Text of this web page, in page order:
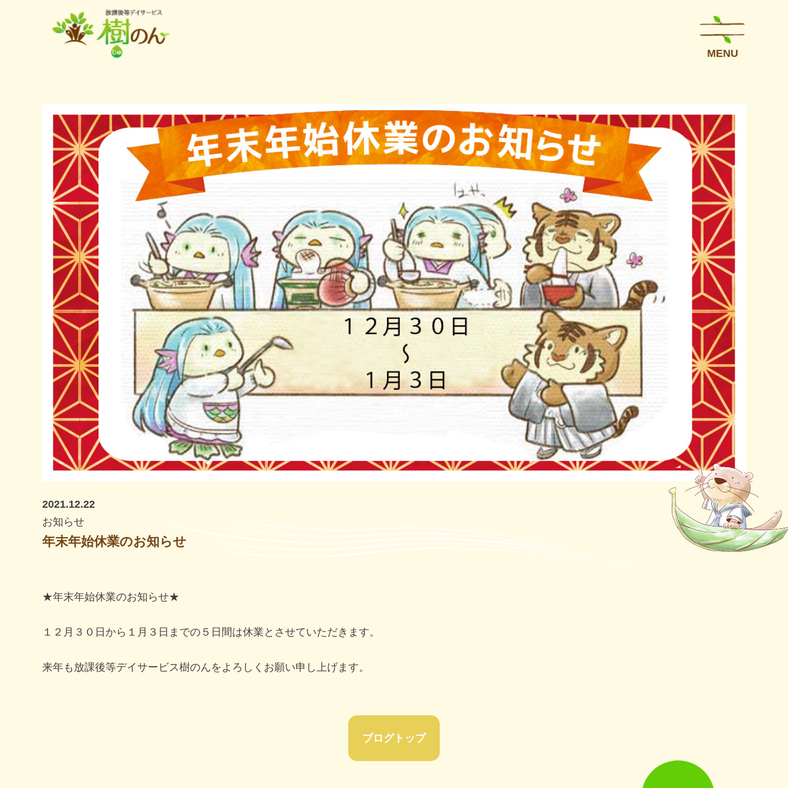
2021.12.22
お知らせ
年末年始休業のお知らせ
★年末年始休業のお知らせ★
１２月３０日から１月３日までの５日間は休業とさせていただきます。
来年も放課後等デイサービス樹のんをよろしくお願い申し上げます。
ブログトップ